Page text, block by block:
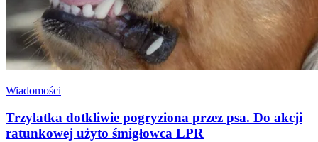
Wiadomości
Trzylatka dotkliwie pogryziona przez psa. Do akcji
ratunkowej użyto śmigłowca LPR